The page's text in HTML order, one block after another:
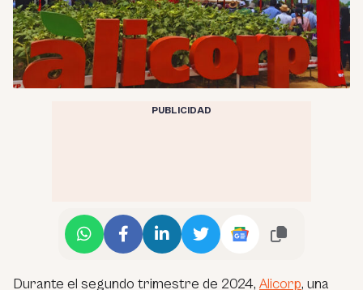
PUBLICIDAD
Durante el segundo trimestre de 2024, Alicorp, una